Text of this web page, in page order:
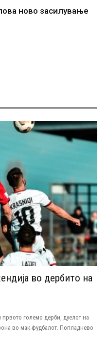
ново засилување
во дербито на
првото големо дерби, дуелот на
во мак-фудбалот. Попладнево